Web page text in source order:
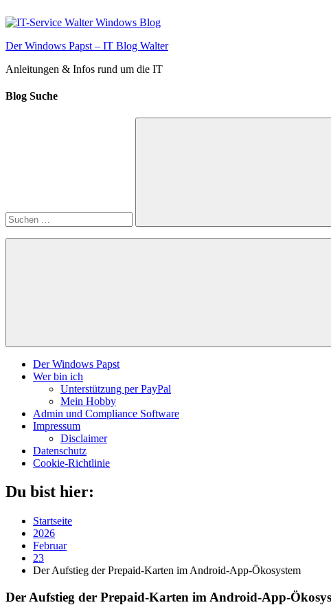
Inhalt
Der Windows Papst – IT Blog Walter
Anleitungen & Infos rund um die IT
Blog Suche
Suchen
Der Windows Papst
Wer bin ich
Unterstützung per PayPal
Mein Hobby
Admin und Compliance Software
Impressum
Disclaimer
Datenschutz
Cookie-Richtlinie
Du bist hier:
Startseite
2026
Februar
23
Der Aufstieg der Prepaid-Karten im Android-App-Ökosystem
Der Aufstieg der Prepaid-Karten im Android-App-